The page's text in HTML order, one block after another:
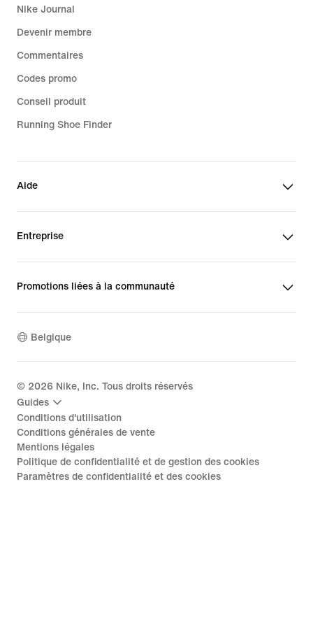
Nike Journal
Devenir membre
Commentaires
Codes promo
Conseil produit
Running Shoe Finder
Aide
Entreprise
Promotions liées à la communauté
Belgique
© 2026 Nike, Inc. Tous droits réservés
Guides
Conditions d'utilisation
Conditions générales de vente
Mentions légales
Politique de confidentialité et de gestion des cookies
Paramètres de confidentialité et des cookies